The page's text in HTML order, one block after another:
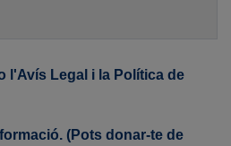
l'Avís Legal i la Política de
(Pots donar-te de